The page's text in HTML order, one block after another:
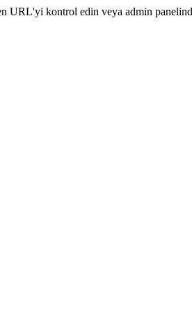
URL'yi kontrol edin veya admin